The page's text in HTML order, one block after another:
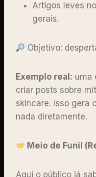
Artigos leves
gerais.
Objetivo:
Exemplo real: uma
criar posts sobre
skincare. Isso gera
nada diretamente.
Meio de Funil
Aqui o público já